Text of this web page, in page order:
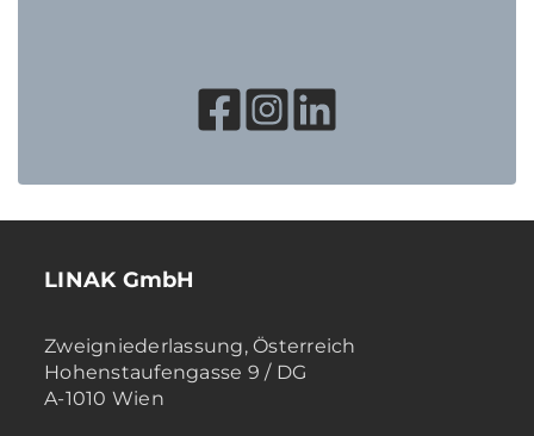
LINAK GmbH
Zweigniederlassung, Österreich
Hohenstaufengasse 9 / DG
A-1010 Wien